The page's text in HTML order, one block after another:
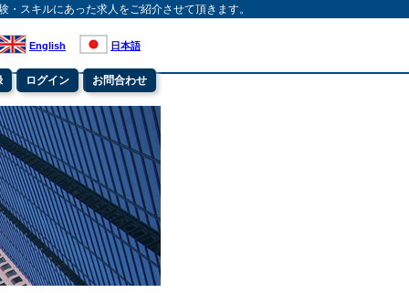
スキルにあった求人をご紹介させて頂きます。
English 日本語
お問合わせ
ログイン